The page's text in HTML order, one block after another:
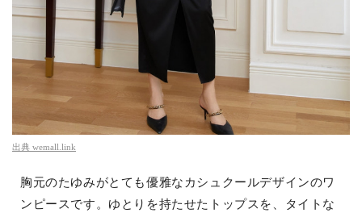
出典 wemall.link
胸元のたゆみがとても優雅なカシュクールデザインのワ
ンピースです。ゆとりを持たせたトップスを、タイトな